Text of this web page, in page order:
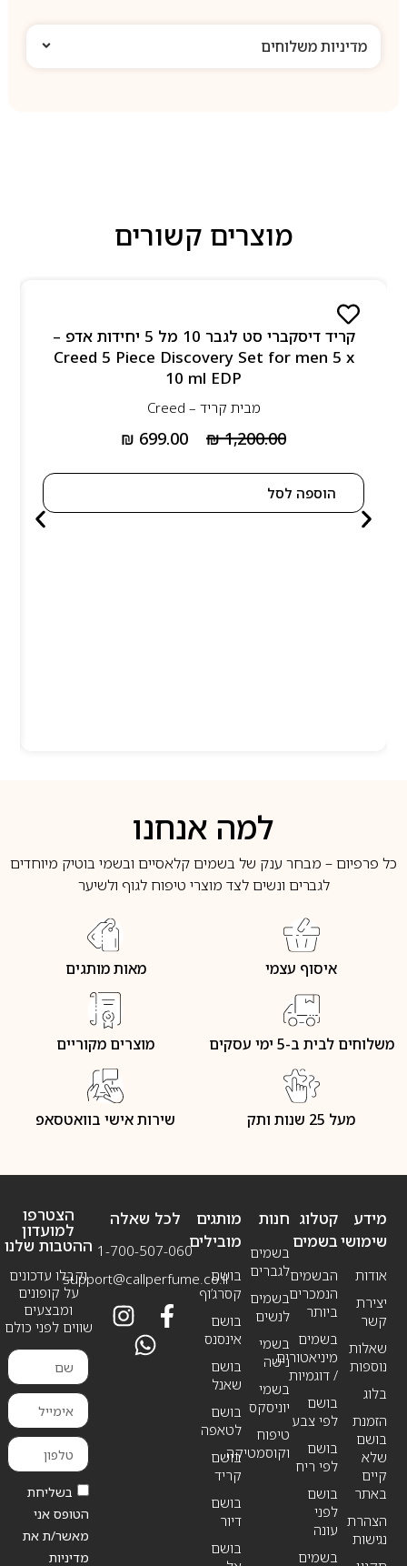
מדיניות משלוחים
מוצרים קשורים
קריד דיסקברי סט לגבר 10 מל 5 יחידות אדפ –
Creed 5 Piece Discovery Set for men 5 x
10 ml EDP
מבית קריד – Creed
₪1,200.00
₪ 699.00
הוספה לסל
למה אנחנו
כל פרפיום – מבחר ענק של בשמים קלאסיים ובשמי בוטיק מיוחדים
לגברים ונשים לצד מוצרי טיפוח לגוף ולשיער
איסוף עצמי מאות מותגים
משלוחים לבית ב-5 ימי עסקים מוצרים מקוריים
מעל 25 שנות ותק שירות אישי בוואטסאפ
מידע
שימושי
אודות
יצירת
קשר
שאלות
נוספות
בלוג
הזמנת
בושם
שלא
קיים
באתר
הצהרת
נגישות
חנות
בשמים
לגברים
בשמים
לנשים
בשמי
נישה
בשמי
יוניסקס
טיפוח
וקוסמטיקה
קטלוג
בשמים
הבשמים
הנמכרים
ביותר
בשמים
מיניאטורים
/ דוגמיות
בושם
לפי צבע
בושם
לפי ריח
בושם
לפני
עונה
בשמים
מותגים
מובילים
בושם
קסרג’וף
בושם
אינסנס
בושם
שאנל
בושם
לטאפה
בושם
קריד
בושם
דיור
בושם
לכל שאלה
1-700-507-060
support@callperfume.co.il
הצטרפו
למועדון
ההטבות שלנו
וקבלו עדכונים
על קופונים
ומבצעים
שווים לפני כולם
בשליחת
הטופס אני
מאשר/ת את
מדיניות